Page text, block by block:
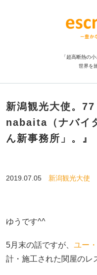
「超高断熱の
世界を
新潟観光大使。
nabaita（ナバイ
ん新事務所」。』
2019.07.05 新潟観光大使
ゆうです^^
5月末の話ですが、 ユー
計・施工された関屋のレ